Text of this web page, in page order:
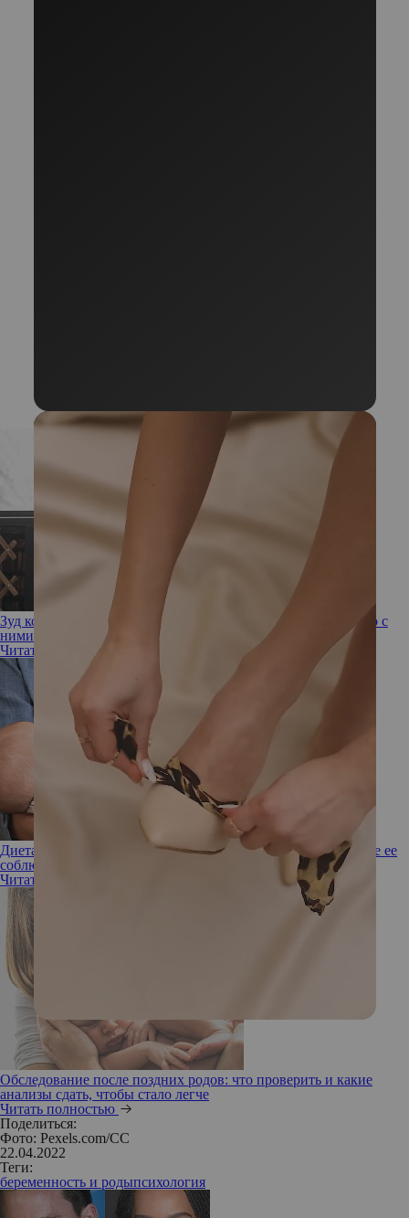
Зуд кожи живота и другие проблемы при беременности: что с
ними делать
Читать полностью
Диета при грудном вскармливании: нужно ли на самом деле ее
соблюдать
Читать полностью
Обследование после поздних родов: что проверить и какие
анализы сдать, чтобы стало легче
Читать полностью
Поделиться:
Фото: Pexels.com/CC
22.04.2022
Теги:
беременность и родыпсихология